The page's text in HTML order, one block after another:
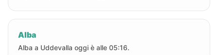
Alba
Alba a Uddevalla oggi è alle 05:16.